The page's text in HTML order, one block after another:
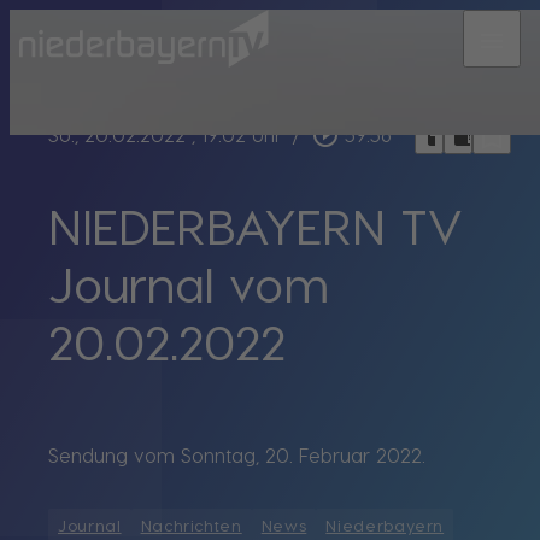
So., 20.02.2022, 19:02 Uhr / play_circle_outline 59:56 headphones chrome_reader_mode
NIEDERBAYERN TV
Journal vom
20.02.2022
Sendung vom Sonntag, 20. Februar 2022.
Journal Nachrichten News
Niederbayern